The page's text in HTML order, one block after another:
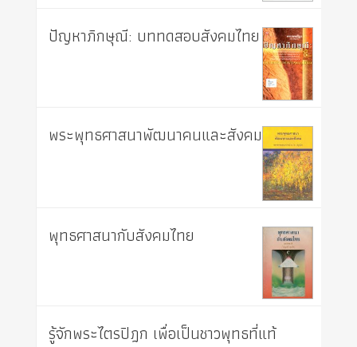
ปัญหาภิกษุณี: บททดสอบสังคมไทย
พระพุทธศาสนาพัฒนาคนและสังคม
พุทธศาสนากับสังคมไทย
รู้จักพระไตรปิฎก เพื่อเป็นชาวพุทธที่แท้